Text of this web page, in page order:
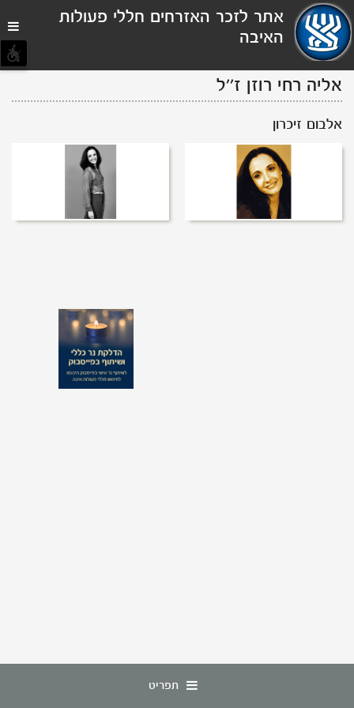
תפריט
נגישות
אתר לזכר האזרחים חללי פעולות
האיבה
אליה רחי רוזן ז''ל
אלבום זיכרון
תפריט